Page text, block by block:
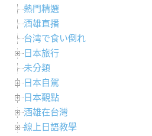
熱門精選
酒雄直播
台湾で食い倒れ
日本旅行
未分類
日本自駕
日本觀點
酒雄在台灣
線上日語教學